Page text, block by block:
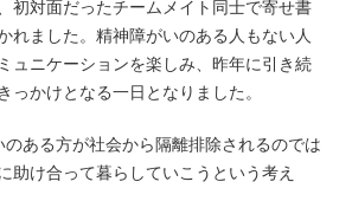
初対面だったチームメイト同士で寄せ書
れました。精神障がいのある人もない人
ュニケーションを楽しみ、昨年に引き続
っかけとなる一日となりました。
ある方が社会から隔離排除されるのでは
助け合って暮らしていこうという考え